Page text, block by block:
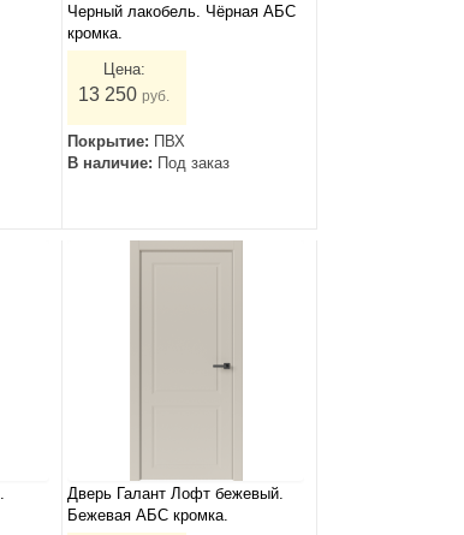
Черный лакобель. Чёрная АБС
кромка.
Цена:
13 250 руб.
Покрытие: ПВХ
В наличие: Под заказ
Дверь Галант Лофт бежевый.
Бежевая АБС кромка.